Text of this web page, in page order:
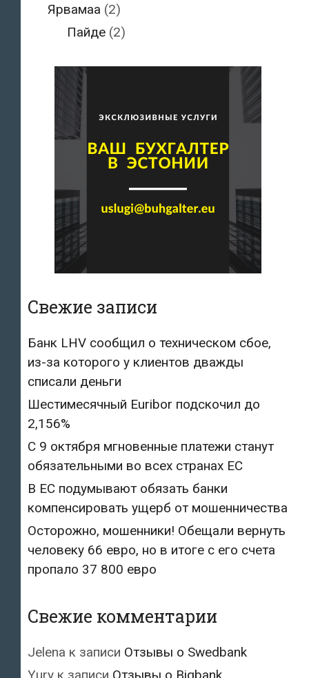
Ярвамаа (2)
Пайде (2)
Свежие записи
Банк LHV сообщил о техническом сбое,
из-за которого у клиентов дважды
списали деньги
Шестимесячный Euribor подскочил до
2,156%
С 9 октября мгновенные платежи станут
обязательными во всех странах ЕС
В ЕС подумывают обязать банки
компенсировать ущерб от мошенничества
Осторожно, мошенники! Обещали вернуть
человеку 66 евро, но в итоге с его счета
пропало 37 800 евро
Свежие комментарии
Jelena к записи Отзывы о Swedbank
Yury к записи Отзывы о Bigbank